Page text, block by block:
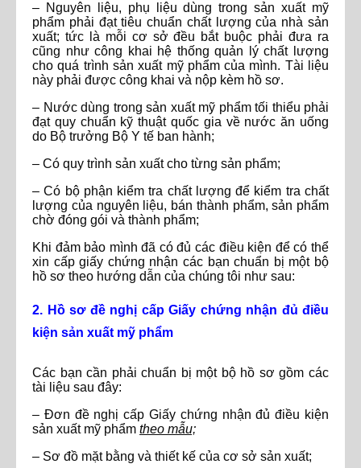
– Nguyên liệu, phụ liệu dùng trong sản xuất mỹ
phẩm phải đạt tiêu chuẩn chất lượng của nhà sản
xuất; tức là mỗi cơ sở đều bắt buộc phải đưa ra
cũng như công khai hệ thống quản lý chất lượng
cho quá trình sản xuất mỹ phẩm của mình. Tài liệu
này phải được công khai và nộp kèm hồ sơ.
– Nước dùng trong sản xuất mỹ phẩm tối thiểu phải
đạt quy chuẩn kỹ thuật quốc gia về nước ăn uống
do Bộ trưởng Bộ Y tế ban hành;
– Có quy trình sản xuất cho từng sản phẩm;
– Có bộ phận kiểm tra chất lượng để kiểm tra chất
lượng của nguyên liệu, bán thành phẩm, sản phẩm
chờ đóng gói và thành phẩm;
Khi đảm bảo mình đã có đủ các điều kiện để có thể
xin cấp giấy chứng nhận các bạn chuẩn bị một bộ
hồ sơ theo hướng dẫn của chúng tôi như sau:
2. Hồ sơ đề nghị cấp Giấy chứng nhận đủ điều
kiện sản xuất mỹ phẩm
Các bạn cần phải chuẩn bị một bộ hồ sơ gồm các
tài liệu sau đây:
– Đơn đề nghị cấp Giấy chứng nhận đủ điều kiện
sản xuất mỹ phẩm theo mẫu;
– Sơ đồ mặt bằng và thiết kế của cơ sở sản xuất;